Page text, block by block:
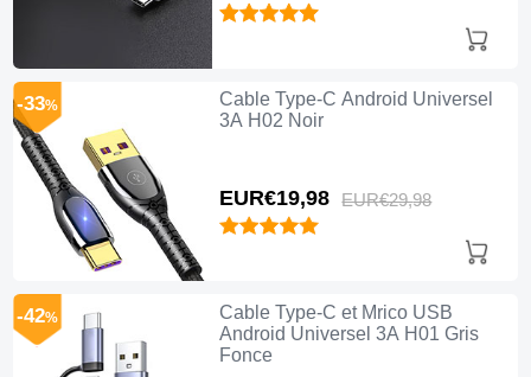
Cable Type-C Android Universel
3A H02 Noir
EUR€19,98 EUR€29,98
-33%
Cable Type-C et Mrico USB
Android Universel 3A H01 Gris
Fonce
-42%